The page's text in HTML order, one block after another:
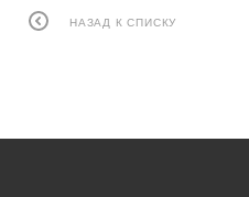
НАЗАД К СПИСКУ